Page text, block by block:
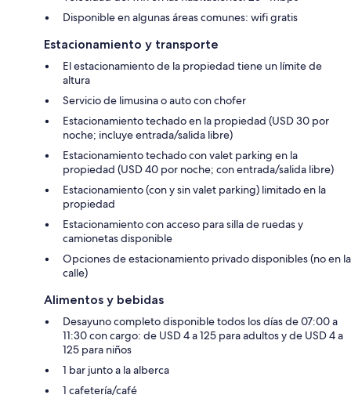
Disponible en algunas áreas comunes: wifi gratis
Estacionamiento y transporte
El estacionamiento de la propiedad tiene un límite de
altura
Servicio de limusina o auto con chofer
Estacionamiento techado en la propiedad (USD 30 por
noche; incluye entrada/salida libre)
Estacionamiento techado con valet parking en la
propiedad (USD 40 por noche; con entrada/salida libre)
Estacionamiento (con y sin valet parking) limitado en la
propiedad
Estacionamiento con acceso para silla de ruedas y
camionetas disponible
Opciones de estacionamiento privado disponibles (no en la
calle)
Alimentos y bebidas
Desayuno completo disponible todos los días de 07:00 a
11:30 con cargo: de USD 4 a 125 para adultos y de USD 4 a
125 para niños
1 bar junto a la alberca
1 cafetería/café